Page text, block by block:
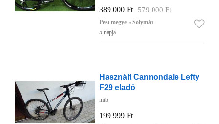
389 000 Ft 579 000 Ft
Pest megye » Solymár
5 napja
Használt Cannondale Lefty
F29 eladó
mtb
199 999 Ft